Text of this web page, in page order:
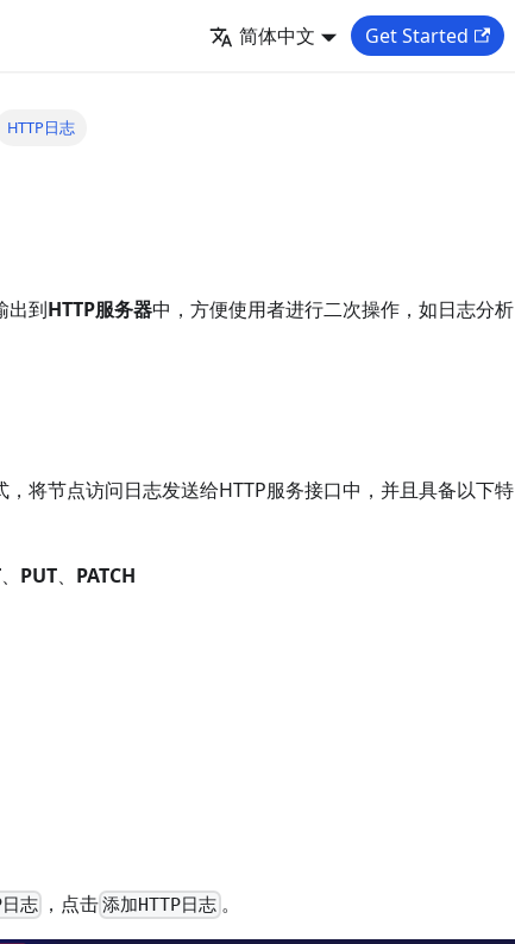
简体中文 Get Started
HTTP日志
出到HTTP服务器中，方便使用者进行二次操作，如日志分析
，将节点访问日志发送给HTTP服务接口中，并且具备以下特
、 PUT、 PATCH
日志 ，点击添加HTTP日志。